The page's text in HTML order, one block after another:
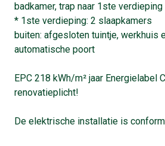
badkamer, trap naar 1ste verdieping
* 1ste verdieping: 2 slaapkamers
buiten: afgesloten tuintje, werkhuis
automatische poort
EPC 218 kWh/m² jaar Energielabel
renovatieplicht!
De elektrische installatie is